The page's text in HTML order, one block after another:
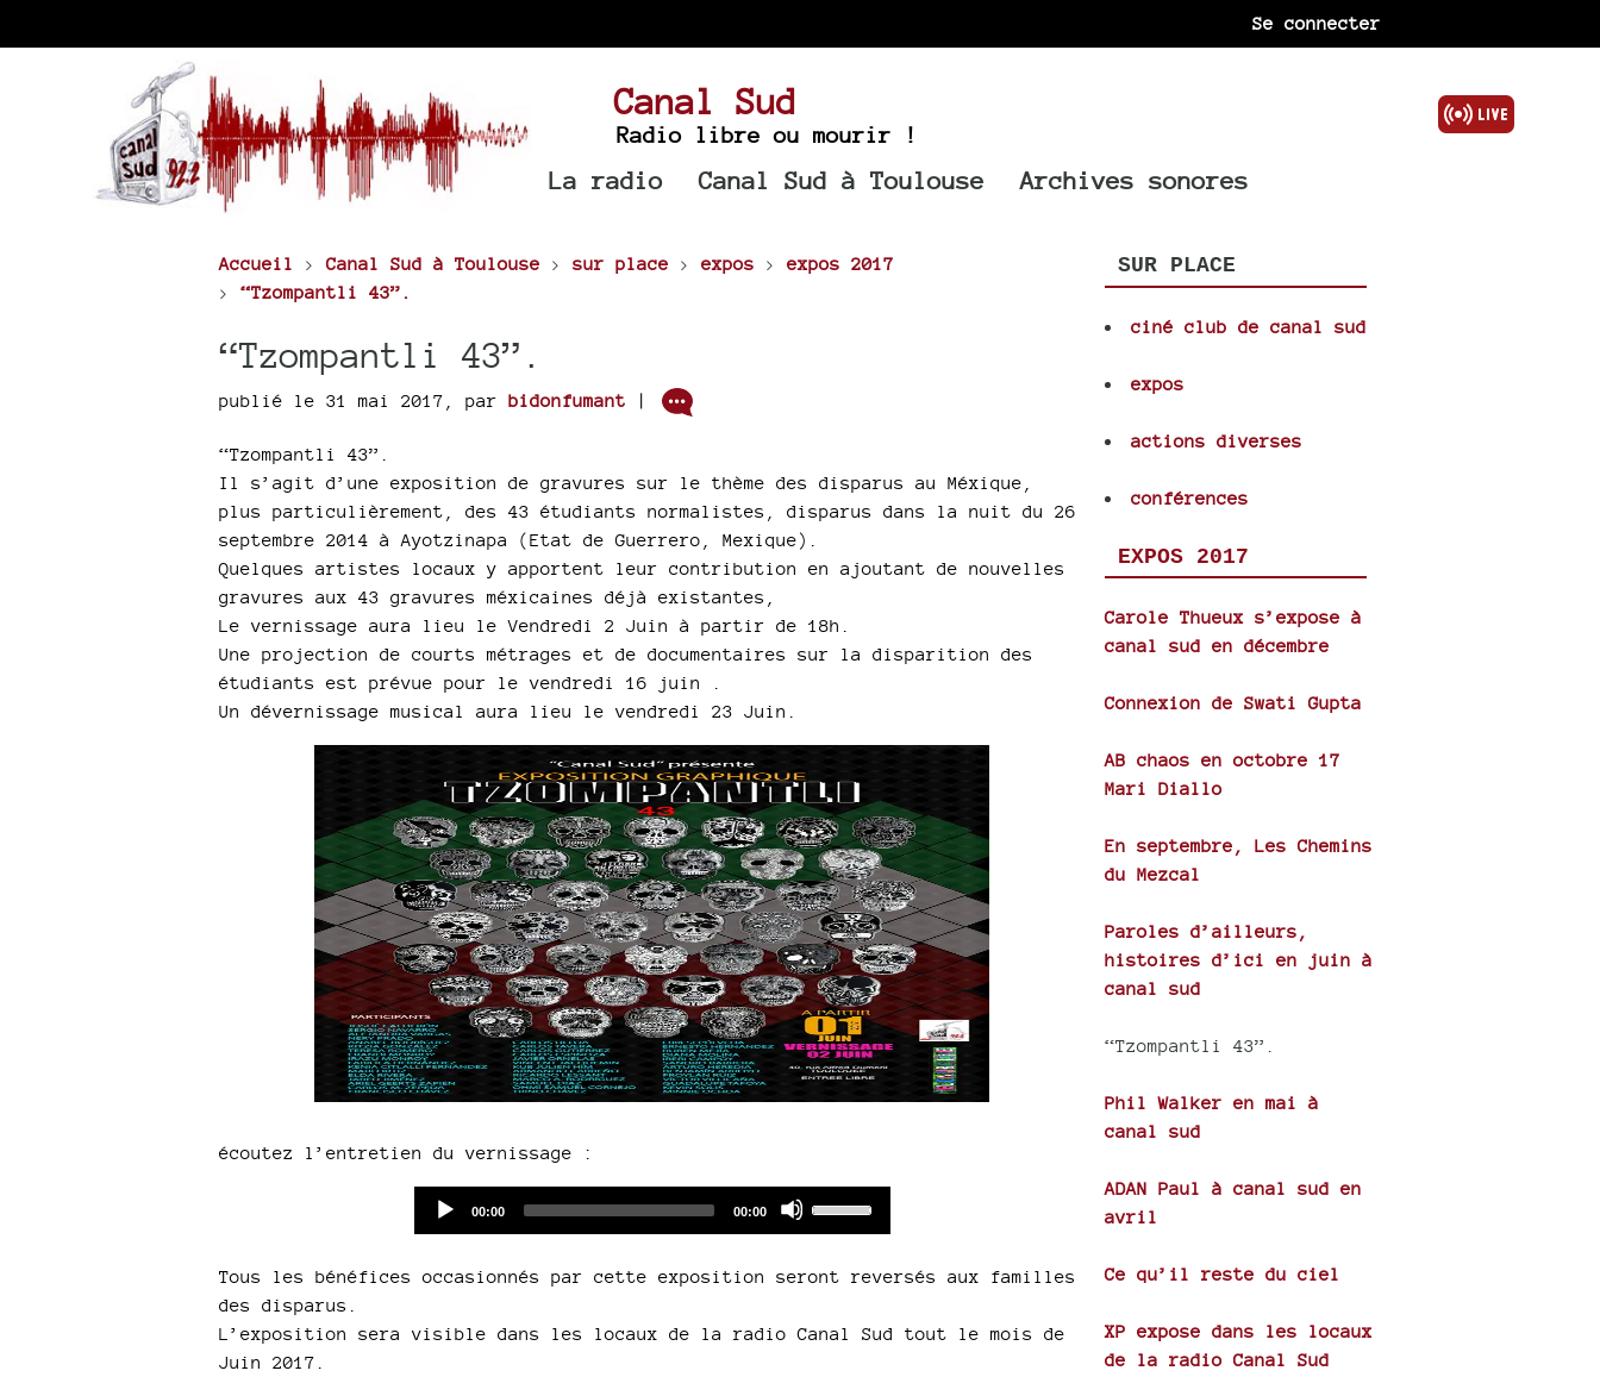
Se connecter
Canal Sud
Radio libre ou mourir !
La radio Canal Sud à Toulouse Archives sonores
Accueil >Canal Sud à Toulouse > sur place > expos > expos 2017
> “Tzompantli 43”.
“Tzompantli 43”.
publié le 31 mai 2017 par bidonfumant |
“Tzompantli 43”.
Il s’agit d’une exposition de gravures sur le thème des disparus au Méxique,
plus particulièrement, des 43 étudiants normalistes, disparus dans la nuit du 26
septembre 2014 à Ayotzinapa (Etat de Guerrero, Mexique).
Quelques artistes locaux y apportent leur contribution en ajoutant de nouvelles
gravures aux 43 gravures méxicaines déjà existantes,
Le vernissage aura lieu le Vendredi 2 Juin à partir de 18h.
Une projection de courts métrages et de documentaires sur la disparition des
étudiants est prévue pour le vendredi 16 juin .
Un dévernissage musical aura lieu le vendredi 23 Juin.
écoutez l’entretien du vernissage :
Current
00:00
Total
00:00
keys
increase
Tous les bénéfices occasionnés par cette exposition seront reversés aux familles
des disparus.
L’exposition sera visible dans les locaux de la radio Canal Sud tout le mois de
Juin 2017.
SUR PLACE
ciné club de canal sud
expos
actions diverses
conférences
EXPOS 2017
Carole Thueux s’expose à
canal sud en décembre
Connexion de Swati Gupta
AB chaos en octobre 17
Mari Diallo
En septembre, Les Chemins
du Mezcal
Paroles d’ailleurs,
histoires d’ici en juin à
canal sud
“Tzompantli 43”.
Phil Walker en mai à
canal sud
ADAN Paul à canal sud en
avril
Ce qu’il reste du ciel
XP expose dans les locaux
de la radio Canal Sud